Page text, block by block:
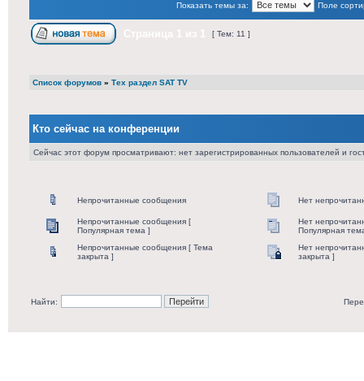
Показать темы за: Поле
[ Тем: 11 ]
Список форумов » Тех раздел SAT TV
Кто сейчас на конференции
Сейчас этот форум просматривают: нет зарегистрированных пользователей и
Непрочитанные сообщения Нет
Непрочитанные сообщения [
Популярная тема ]
Нет
Популярная
Непрочитанные сообщения [ Тема
закрыта ]
Нет
закрыта ]
Найти: